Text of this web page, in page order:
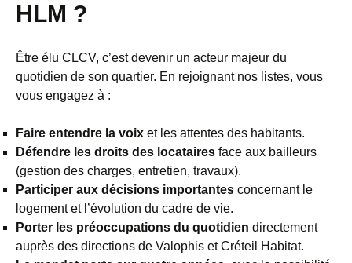
HLM ?
Être élu CLCV, c’est devenir un acteur majeur du
quotidien de son quartier. En rejoignant nos listes, vous
vous engagez à :
Faire entendre la voix et les attentes des habitants.
Défendre les droits des locataires face aux bailleurs
(gestion des charges, entretien, travaux).
Participer aux décisions importantes concernant le
logement et l’évolution du cadre de vie.
Porter les préoccupations du quotidien directement
auprès des directions de Valophis et Créteil Habitat.